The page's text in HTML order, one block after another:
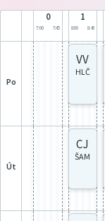
0
7:00 7:45
1
8:00 8:45
po
VV
HLČ
út
CJ
ŠAM